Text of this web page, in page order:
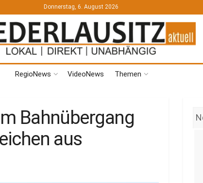
Donnerstag, 6. August 2026
RegioNews VideoNews Themen
Bahnübergang
aus